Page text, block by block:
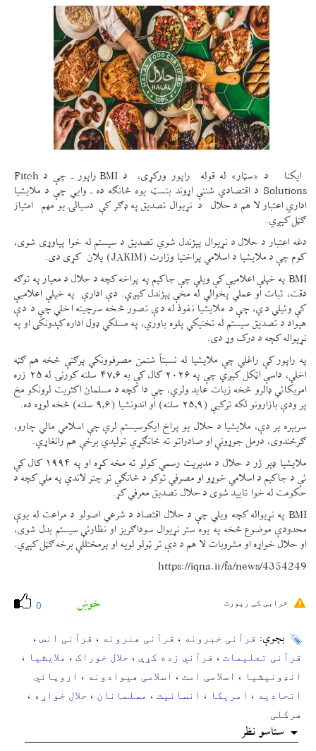
ایکنا د «سټار» له قوله راپور ورکړی، د BMI راپور ـ چې د Fitch
Solutions د اقتصادي شننې اړوند بنسټ یوه څانګه ده ـ وایي چې د ملایشیا
اداري اعتبار لا هم د حلال د نړیوال تصدیق په ډګر کې دسیالۍ یو مهم امتیاز
ګڼل کېږي.
دغه اعتبار د حلال د نړیوال پېژندل شوي تصدیق د سیستم له خوا پیاوړی شوی،
کوم چې د ملایشیا د اسلامي پراختیا وزارت (JAKIM) پلان کړی دی.
BMI په خپلې اعلامیې کې ویلي چې جاکیم په پراخه کچه د حلال د معیار په توګه
دقت، ثبات او عملي پخوالي له مخې پېژندل کېږي. دې ادارې په خپلې اعلامیې
کې وئيلي دي، چې د ملایشیا نفوذ له دې تصور څخه سرچینه اخلي چې د دې
هېواد د تصدیق سیستم له تخنیکي پلوه باوري، په مسلکي ډول اداره کېدونکی او په
نړیواله کچه د درک وړ دی.
په راپور کې راغلي چې ملایشیا له نسبتاً شتمن مصرفوونکي پرګنې څخه هم ګټه
اخلي، داسې اټکل کېږي چې په ۲۰۲۶ کال کې به ۴۷.۶ سلنه کورنۍ له ۲۵ زره
امریکائي ډالرو څخه زیات عاید ولري، چې دا کچه د مسلمان اکثریت لرونکو مخ
پر ودې بازارونو لکه ترکیې (۲۵.۹ سلنه) او اندونشیا (۹.۶ سلنه) څخه لوړه ده.
سربېره پر دې، ملایشیا د حلال یو پراخ ایکوسیستم لري چې اسلامي مالي چارو،
ګرځندوی، درمل جوړونې او صادراتو ته ځانګړې تولیدي برخې هم رانغاړي.
ملایشیا ډېر ژر د حلال د مدیریت رسمي کولو ته مخه کړه او په ۱۹۹۴ کال کې
ئې د جاکیم د اسلامي خوړو او مصرفي توکو د څانګې تر چتر لاندې په ملي کچه د
حکومت له خوا تایید شوی د حلال تصدیق معرفي کړ.
BMI په نړیواله کچه ویلي چې د حلال اقتصاد د شرعي اصولو د مراعت له یوې
محدودې موضوع څخه په یوه ستر نړیوال سوداګریز او نظارتي سیستم بدل شوی،
او حلال خواړه او مشروبات لا هم د دې تر ټولو لویه او پرمختللې برخه ګڼل کېږي.
https://iqna.ir/fa/news/4354249
0 خوښ خرابی کی رپورٹ
بچوې: قرآنی خبرونه ، قرآنی هنرونه ، قرآنی انس ،
قرآنی تعلیمات ، قرآني زده کړې ، حلال خوراک ، ملایشیا ،
انډونیشیا ، اسلامی امت ، اسلامی هیوادونه ، اروپائي
اتحادیه ، امریکا ، انسانیت ، مسلمانان ، حلال خواړه ،
هرکلی
ستاسو نظر